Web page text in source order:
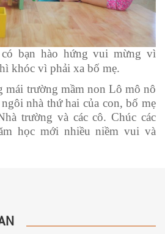
bạn hào hứng vui mừng vì
khóc vì phải xa bố mẹ.
mái trường mầm non Lô mô nô
nhà thứ hai của con, bố mẹ
trường và các cô. Chúc các
học mới nhiều niềm vui và